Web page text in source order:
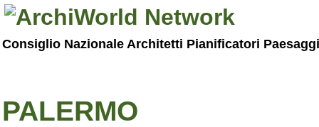
Consiglio Nazionale Architetti Pianificatori
PALERMO